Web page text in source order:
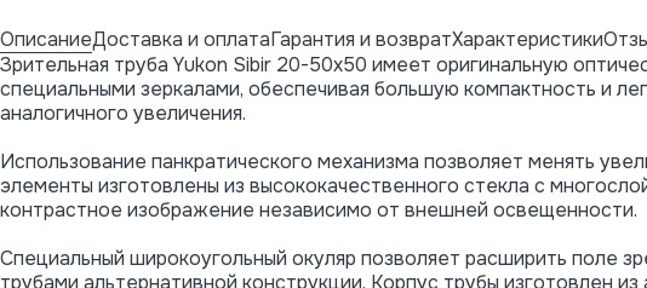
ОписаниеДоставка и оплатаГарантия и возвратХарактеристики
Зрительная труба Yukon Sibir 20-50x50 имеет оригинальную
специальными зеркалами, обеспечивая большую компактность и
аналогичного увеличения.
Использование панкратического механизма позволяет менять
элементы изготовлены из высококачественного стекла с
контрастное изображение независимо от внешней освещенности.
Специальный широкоугольный окуляр позволяет расширить поле
трубами альтернативной конструкции. Корпус трубы изготовлен